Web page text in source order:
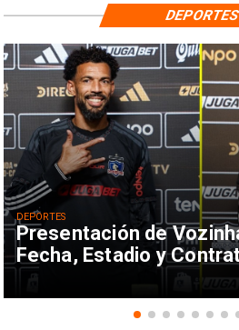
Presentación de
Fecha, Estadio y
DEPORTES
DEPORTES